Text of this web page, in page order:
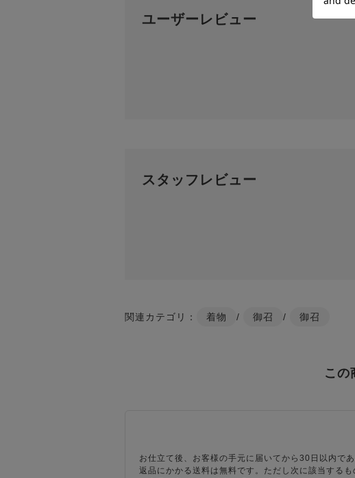
ユーザーレビュー
スタッフレビュー
関連カテゴリ： 着物 / 御召 / 御召
この
お仕立て後、お客様の手元に届いてから30日以内であ
返品にかかる送料は無料です。ただし次に該当するも